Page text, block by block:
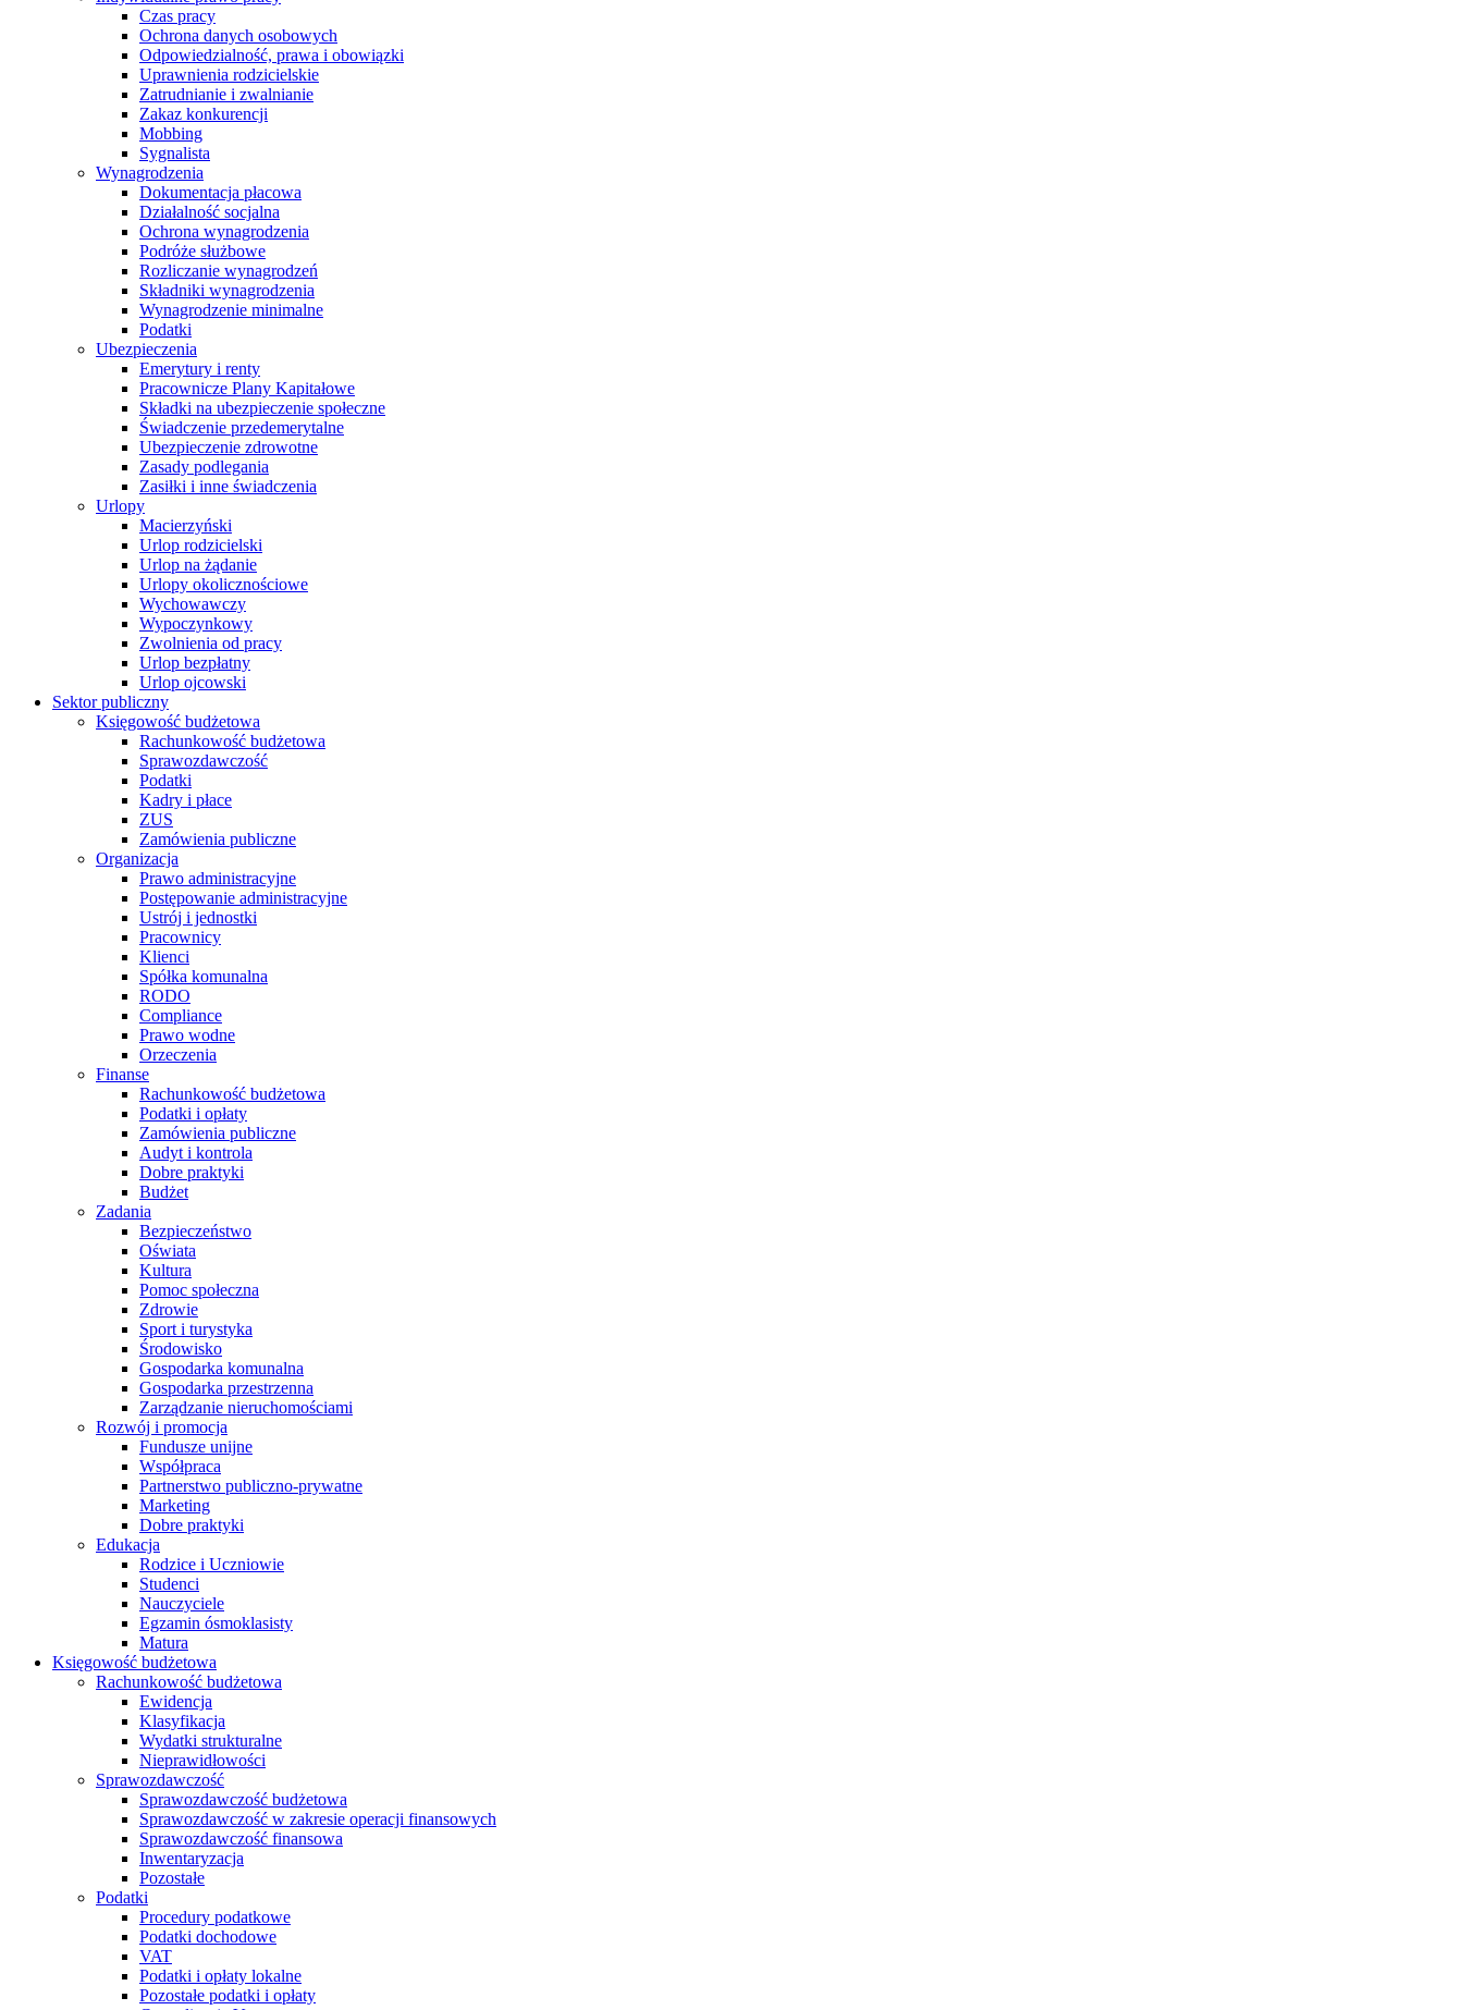
Czas pracy
Ochrona danych osobowych
Odpowiedzialność, prawa i obowiązki
Uprawnienia rodzicielskie
Zatrudnianie i zwalnianie
Zakaz konkurencji
Mobbing
Sygnalista
Wynagrodzenia
Dokumentacja płacowa
Działalność socjalna
Ochrona wynagrodzenia
Podróże służbowe
Rozliczanie wynagrodzeń
Składniki wynagrodzenia
Wynagrodzenie minimalne
Podatki
Ubezpieczenia
Emerytury i renty
Pracownicze Plany Kapitałowe
Składki na ubezpieczenie społeczne
Świadczenie przedemerytalne
Ubezpieczenie zdrowotne
Zasady podlegania
Zasiłki i inne świadczenia
Urlopy
Macierzyński
Urlop rodzicielski
Urlop na żądanie
Urlopy okolicznościowe
Wychowawczy
Wypoczynkowy
Zwolnienia od pracy
Urlop bezpłatny
Urlop ojcowski
Sektor publiczny
Księgowość budżetowa
Rachunkowość budżetowa
Sprawozdawczość
Podatki
Kadry i płace
ZUS
Zamówienia publiczne
Organizacja
Prawo administracyjne
Postępowanie administracyjne
Ustrój i jednostki
Pracownicy
Klienci
Spółka komunalna
RODO
Compliance
Prawo wodne
Orzeczenia
Finanse
Rachunkowość budżetowa
Podatki i opłaty
Zamówienia publiczne
Audyt i kontrola
Dobre praktyki
Budżet
Zadania
Bezpieczeństwo
Oświata
Kultura
Pomoc społeczna
Zdrowie
Sport i turystyka
Środowisko
Gospodarka komunalna
Gospodarka przestrzenna
Zarządzanie nieruchomościami
Rozwój i promocja
Fundusze unijne
Współpraca
Partnerstwo publiczno-prywatne
Marketing
Dobre praktyki
Edukacja
Rodzice i Uczniowie
Studenci
Nauczyciele
Egzamin ósmoklasisty
Matura
Księgowość budżetowa
Rachunkowość budżetowa
Ewidencja
Klasyfikacja
Wydatki strukturalne
Nieprawidłowości
Sprawozdawczość
Sprawozdawczość budżetowa
Sprawozdawczość w zakresie operacji finansowych
Sprawozdawczość finansowa
Inwentaryzacja
Pozostałe
Podatki
Procedury podatkowe
Podatki dochodowe
VAT
Podatki i opłaty lokalne
Pozostałe podatki i opłaty